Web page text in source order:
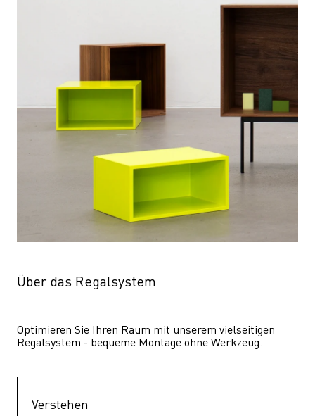
Über das Regalsystem
Optimieren Sie Ihren Raum mit unserem vielseitigen
Regalsystem - bequeme Montage ohne Werkzeug.
Verstehen